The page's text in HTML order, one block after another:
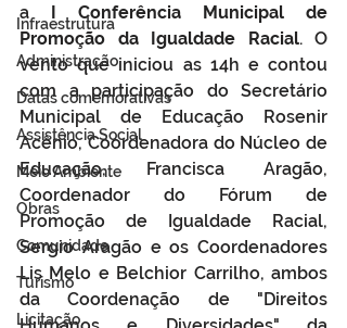
Infraestrutura
Administração
Datas comemorativas
Assistência Social
Meio Ambiente
Obras
Comunidade
Turismo
Licitação
a I Conferência Municipal de
Promoção da Igualdade Racial. O
vento que iniciou as 14h e contou
com a participação do Secretário
Municipal de Educação Rosenir
Acênio, Coordenadora do Núcleo de
Educação, Francisca Aragão,
Coordenador do Fórum de
Promoção de Igualdade Racial,
Sergio Aragão e os Coordenadores
Lis Melo e Belchior Carrilho, ambos
da Coordenação de "Direitos